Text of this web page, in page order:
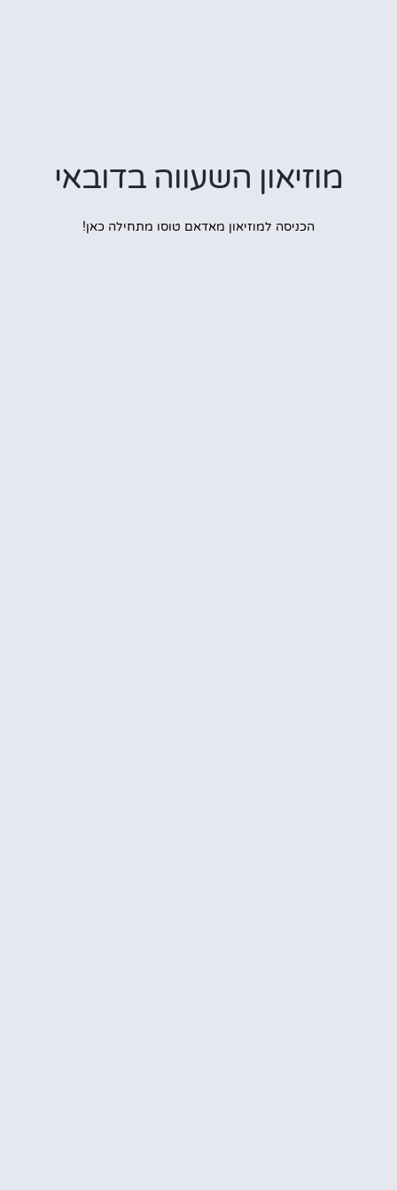
מוזיאון השעווה בדובאי
הכניסה למוזיאון מאדאם טוסו מתחילה כאן!